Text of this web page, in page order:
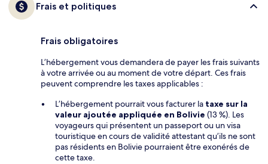
Frais et politiques
Frais obligatoires
L’hébergement vous demandera de payer les frais suivants
à votre arrivée ou au moment de votre départ. Ces frais
peuvent comprendre les taxes applicables :
L’hébergement pourrait vous facturer la taxe sur la
valeur ajoutée appliquée en Bolivie (13 %). Les
voyageurs qui présentent un passeport ou un visa
touristique en cours de validité attestant qu’ils ne sont
pas résidents en Bolivie pourraient être exonérés de
cette taxe.